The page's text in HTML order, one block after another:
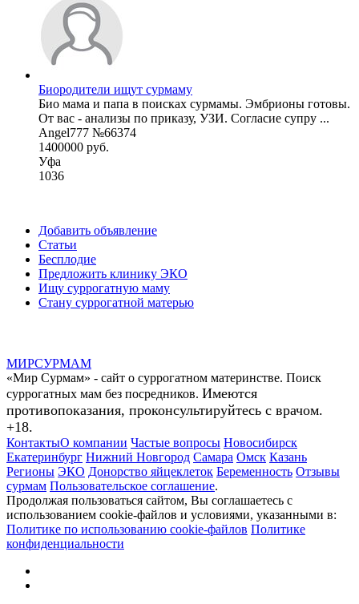
Биородители ищут сурмаму
Био мама и папа в поисках сурмамы. Эмбрионы готовы.
От вас - анализы по приказу, УЗИ. Согласие супру ...
Angel777 №66374
1400000 руб.
Уфа
1036
Добавить объявление
Статьи
Бесплодие
Предложить клинику ЭКО
Ищу суррогатную маму
Стану суррогатной матерью
МИРСУРМАМ
«Мир Сурмам» - сайт о суррогатном материнстве. Поиск
суррогатных мам без посредников. Имеются
противопоказания, проконсультируйтесь с врачом.
+18.
КонтактыО компании Частые вопросы Новосибирск
Екатеринбург Нижний Новгород Самара Омск Казань
Регионы ЭКО Донорство яйцеклеток Беременность Отзывы
сурмам Пользовательское соглашение.
Продолжая пользоваться сайтом, Вы соглашаетесь с
использованием cookie-файлов и условиями, указанными в:
Политике по использованию cookie-файлов Политике
конфиденциальности